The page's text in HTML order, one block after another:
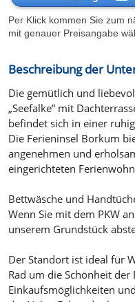
Per Klick kommen Sie zum
mit genauer Preisangabe
Beschreibung der
Die gemütlich und
„Seefalke” mit
befindet sich in einer
Die Ferieninsel Borkum
angenehmen und
eingerichteten
Bettwäsche und
Wenn Sie mit dem PKW
unserem Grundstück
Der Standort ist ideal für
Rad um die Schönheit der
Einkaufsmöglichkeiten